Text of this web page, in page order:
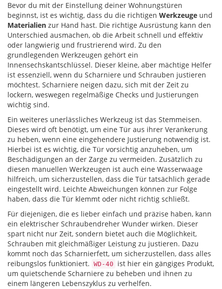
Bevor du mit der Einstellung deiner Wohnungstüren
beginnst, ist es wichtig, dass du die richtigen Werkzeuge und
Materialien zur Hand hast. Die richtige Ausrüstung kann den
Unterschied ausmachen, ob die Arbeit schnell und effektiv
oder langwierig und frustrierend wird. Zu den
grundlegenden Werkzeugen gehört ein
Innensechskantschlüssel. Dieser kleine, aber mächtige Helfer
ist essenziell, wenn du Scharniere und Schrauben justieren
möchtest. Scharniere neigen dazu, sich mit der Zeit zu
lockern, weswegen regelmäßige Checks und Justierungen
wichtig sind.
Ein weiteres unerlässliches Werkzeug ist das Stemmeisen.
Dieses wird oft benötigt, um eine Tür aus ihrer Verankerung
zu heben, wenn eine eingehendere Justierung notwendig ist.
Hierbei ist es wichtig, die Tür vorsichtig anzuheben, um
Beschädigungen an der Zarge zu vermeiden. Zusätzlich zu
diesen manuellen Werkzeugen ist auch eine Wasserwaage
hilfreich, um sicherzustellen, dass die Tür tatsächlich gerade
eingestellt wird. Leichte Abweichungen können zur Folge
haben, dass die Tür klemmt oder nicht richtig schließt.
Für diejenigen, die es lieber einfach und präzise haben, kann
ein elektrischer Schraubendreher Wunder wirken. Dieser
spart nicht nur Zeit, sondern bietet auch die Möglichkeit,
Schrauben mit gleichmäßiger Leistung zu justieren. Dazu
kommt noch das Scharnierfett, um sicherzustellen, dass alles
reibungslos funktioniert. WD-40
ist hier ein gängiges Produkt,
um quietschende Scharniere zu beheben und ihnen zu
einem längeren Lebenszyklus zu verhelfen.